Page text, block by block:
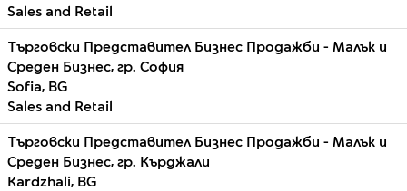
Sales and Retail
Търговски Представител Бизнес Продажби - Малък и
Среден Бизнес, гр. София
Sofia, BG
Sales and Retail
Търговски Представител Бизнес Продажби - Малък и
Среден Бизнес, гр. Кърджали
Kardzhali, BG